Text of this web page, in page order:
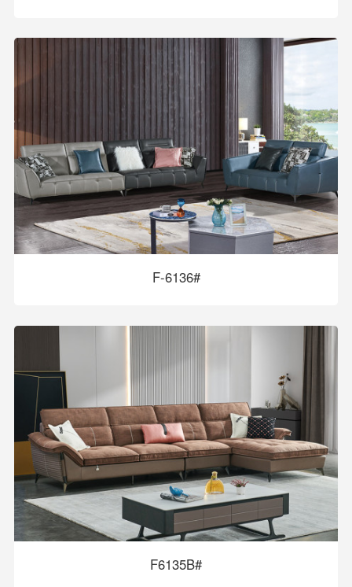
F-6136#
F6135B#